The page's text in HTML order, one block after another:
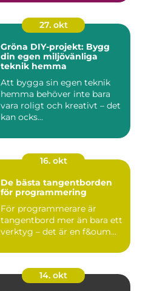
27. okt
Gröna DIY-projekt: Bygg
din egen miljövänliga
teknik hemma
Att bygga sin egen teknik
hemma behöver inte bara
vara roligt och kreativt – det
kan ocks...
16. okt
De bästa tangentborden
för programmering
För programmerare är
tangentbord mer än bara ett
verktyg – det är en f&oum...
14. okt